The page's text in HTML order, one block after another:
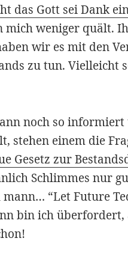
das Gott sei Dank
mich weniger quält.
wir es mit den
zu tun. Vielleicht
noch so informiert
stehen einem die
Gesetz zur
Schlimmes nur
mann… “Let Future
bin ich überfordert,